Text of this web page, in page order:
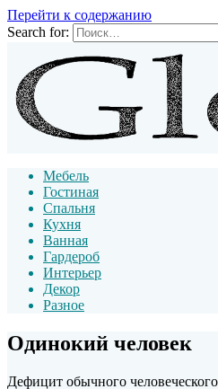
Перейти к содержанию
Search for:
Мебель
Гостиная
Спальня
Кухня
Ванная
Гардероб
Интерьер
Декор
Разное
Одинокий человек
Дефицит обычного